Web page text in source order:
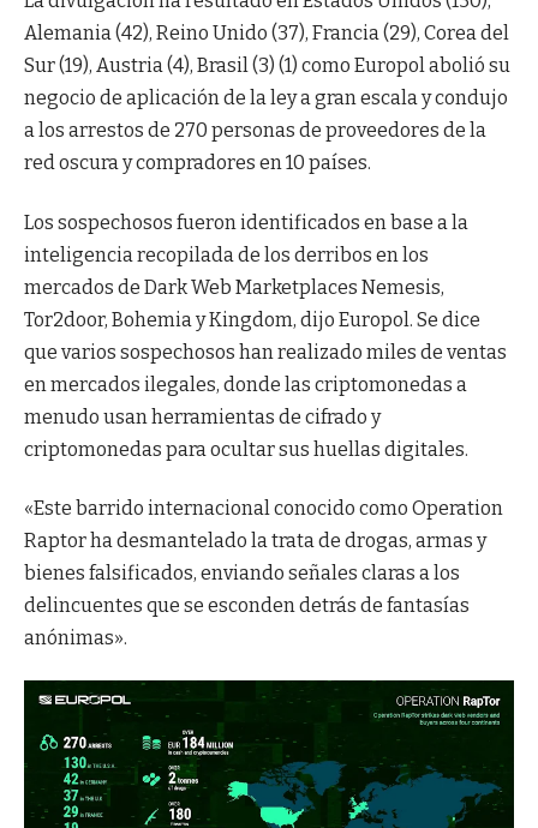
Alemania (42), Reino Unido (37), Francia (29), Corea del
Sur (19), Austria (4), Brasil (3) (1) como Europol abolió su
negocio de aplicación de la ley a gran escala y condujo
a los arrestos de 270 personas de proveedores de la
red oscura y compradores en 10 países.
Los sospechosos fueron identificados en base a la
inteligencia recopilada de los derribos en los
mercados de Dark Web Marketplaces Nemesis,
Tor2door, Bohemia y Kingdom, dijo Europol. Se dice
que varios sospechosos han realizado miles de ventas
en mercados ilegales, donde las criptomonedas a
menudo usan herramientas de cifrado y
criptomonedas para ocultar sus huellas digitales.
«Este barrido internacional conocido como Operation
Raptor ha desmantelado la trata de drogas, armas y
bienes falsificados, enviando señales claras a los
delincuentes que se esconden detrás de fantasías
anónimas».